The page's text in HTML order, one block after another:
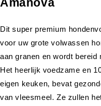
Amanova
Dit super premium
voor uw grote volwassen
aan granen en wordt
Het heerlijk voedzame en
eigen keuken, bevat
van vleesmeel. Ze zullen